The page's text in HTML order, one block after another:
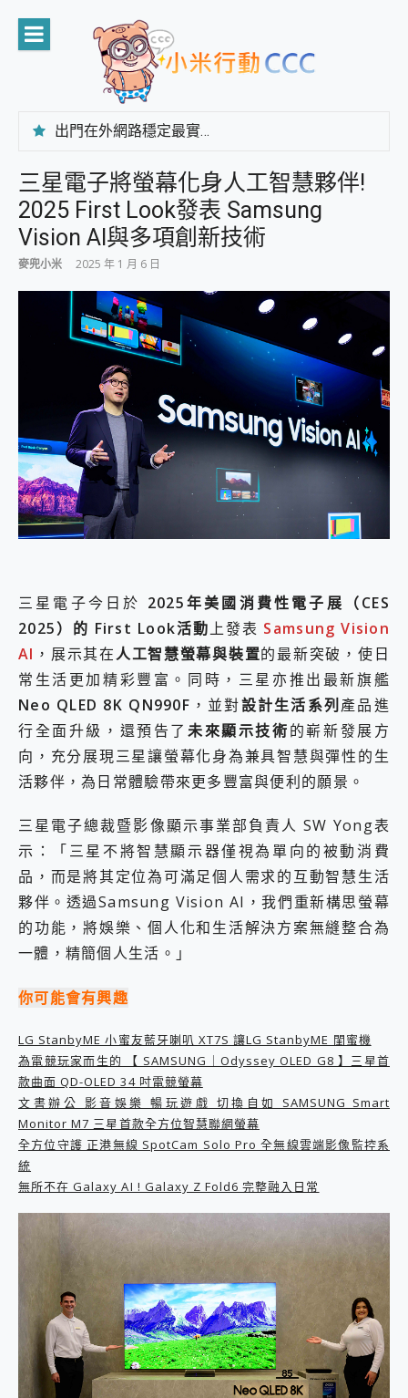
content
出門在外網路穩定最實在 「台灣大哥大」榮獲 4G/5G 在線率全球 NO.3 全台第一與全台六冠王實測心得，走到哪順到哪！
CP 值天花板~ Bongcom BS5 足球君開箱~ 短焦投影機 3千元就能擁有！ 折扣碼在這～
專為 PC上的 XBOX和掌機設計的 FireCuda X1070 SSD 固態硬碟開箱 評測
台灣製攝影機在這裡，100%全無線設計 SpotCam Solo Eco 太陽能防水雲端攝影機 SpotCam Solo 3 2.5K高畫質戶外攝影機 開箱 評測
電力超超超持久 MSI 微星 Prestige 14 AI+ D3MG-031TW 14吋 開箱評價，AI輕薄商務筆電 Copilot+ PC
超懂拍、耐用 AI 街拍機~ realme 16 Pro 開箱評價~ 2 億畫素 LumaColor 影像、持久續航與 IP69K 高防護
AI 支付 一錶搞定大小事 Xiaomi Watch 5 開箱 評測
美到讓人超想擁有 moto pad 60 系列 與 Moto | Swarovski razr 60 冰藍限定版本 開箱 評測
好用的 EaseUS Partition Master 讓您輕鬆的移除與格式化有防寫保護的隨身碟或SD卡
外型超吸晴~ 給您絕佳操控體驗 GravaStar Mercury K1 系列 異星機械鍵盤與 Mercury X 系列 輕量無線電競滑鼠 開箱 評測
開箱~變身「蜘蛛人」椅子軍師！MSI MPG 491CQP QD-OLED 超寬曲面電競螢幕，多工辦公、爽度滿滿的終極桌面體驗
iPhone 17 系列 有認證的防護來囉！ imos 首家導入 UL MCV 行銷宣告驗證的手機配件品牌
COMPUTEX 2025 來囉！AGI亞奇雷 AI・Gaming・創作儲存方案登場，趕快來AGI亞奇雷挑戰任務抽 PS5！
自帶線的 有線無線都能充 ONPRO MagReact M5 10000mAh 5合1 磁吸無線急速行動電源 開箱 評測
飛利浦 JS7310 ⚡【電急便｜行動儲能救車電源】 可靠的旅行夥伴！帶給您優異的安全性與強大供電效能
是螢幕也是電視! 一機超多用途「MSI微星 Modern MD272UPSW 27型」 4K IPS 輕薄商用智慧聯網螢幕 開箱 評測
您的專屬AI 助手 Yoga Slim 7 Aura Edition 觸控AI筆電 開箱 評測
realme 14 Pro 超硬軍規、冰感變色實測，realme 14 5G 遊戲戰鬥值爆表，效能x娛樂全都要！
iPhone、Apple Watch、AirPods耳機 三個設備充電一起搞定 ONPRO MagReact™ M3 3 in 1可攜摺疊無線充電器 開箱 評測
動靜皆宜「HUAWEI FreeArc」開放式耳掛耳機，無感配戴! 超穩超服貼，音質、通話也很優質
好玩好拍 vivo V50 ~ 口袋裡的 Zeiss 潮流攝影棚!
25種洗烘模式一機搞定! Roborock 衣莉莎白 H1 Neo分子篩洗脫烘 AI 滾筒洗衣機
給 MSI Claw 系列電競掌機 最完美的家 MSI Nest Docking Station 掌機專屬擴充底座 開箱 評測
2億 APO蔡司長焦神機降臨~ vivo X200 Pro、vivo X200 就是這麼好拍
EaseUS Vocal Remover 免費線上去聲器一鍵去除人聲 人聲 音樂分離 2024 消除人聲推薦
3 個超值 MHN 飛人工具分享~~ iToolab AnyGo 魔物獵人 Now飛人 ios教學 不出門也可以到處走
Locawhere AnyTo 寶可夢飛人 AnyTo 不出門也可以飛遍全世界
小體積 40000mAh 超大容量 一次充5個設備 充好充滿 CUKTECH 酷態科 300W 微型充電站 開箱 評測
97.3% 恢復率，資料救援就是這麼簡單 EaseUS Data Recovery Wizard Free 18.0.0 業界最好的資料救援軟體
MSI Claw 掌機專屬配件包 來囉 完美保護 MSI Claw A1M-026TW 電競掌機
人像旗艦 vivo V30 系列 開箱 評測! 首搭蔡司光學鏡頭、攝影棚級柔光環、拍攝功能最好玩的美拍神機 vivo V30 Pro
一吸完美對位 擁有超強吸力與超好用的隱磁支架 O-ONE MAG 最會吸的行動電源 開箱 評測
OPPO 哈蘇 300mm 專業增距鏡實測：Find X9 Ultra 光學長焦隨手拍，紀錄生活就是這麼簡單
Motorola edge 70 pro 及 moto g37 power上市，登錄在送飛利浦氣炸鍋
近八千元的 Soundcore Liberty 5 Pro Max，有螢幕的耳機會是智商稅嗎?
三星電子將螢幕化身人工智慧夥伴!
2025 First Look發表 Samsung
Vision AI與多項創新技術
麥兜小米 2025 年 1 月 6 日
三星電子今日於 2025年美國消費性電子展（CES
2025）的 First Look活動上發表 Samsung Vision
AI ，展示其在人工智慧螢幕與裝置的最新突破，使日
常生活更加精彩豐富。同時，三星亦推出最新旗艦
Neo QLED 8K QN990F ，並對設計生活系列產品進
行全面升級，還預告了未來顯示技術的嶄新發展方
向，充分展現三星讓螢幕化身為兼具智慧與彈性的生
活夥伴，為日常體驗帶來更多豐富與便利的願景。
三星電子總裁暨影像顯示事業部負責人 SW Yong表
示：「三星不將智慧顯示器僅視為單向的被動消費
品，而是將其定位為可滿足個人需求的互動智慧生活
夥伴。透過Samsung Vision AI，我們重新構思螢幕
的功能，將娛樂、個人化和生活解決方案無縫整合為
一體，精簡個人生活。」
你可能會有興趣
LG StanbyME 小蜜友藍牙喇叭 XT7S 讓LG StanbyME 閨蜜機
為電競玩家而生的 【 SAMSUNG｜Odyssey OLED G8 】三星首
款曲面 QD-OLED 34 吋電競螢幕
文書辦公 影音娛樂 暢玩遊戲 切換自如 SAMSUNG Smart
Monitor M7 三星首款全方位智慧聯網螢幕
全方位守護 正港無線 SpotCam Solo Pro 全無線雲端影像監控系
統
無所不在 Galaxy AI ! Galaxy Z Fold6 完整融入日常